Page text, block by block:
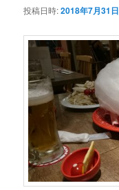
投稿日時:2018年7月31日